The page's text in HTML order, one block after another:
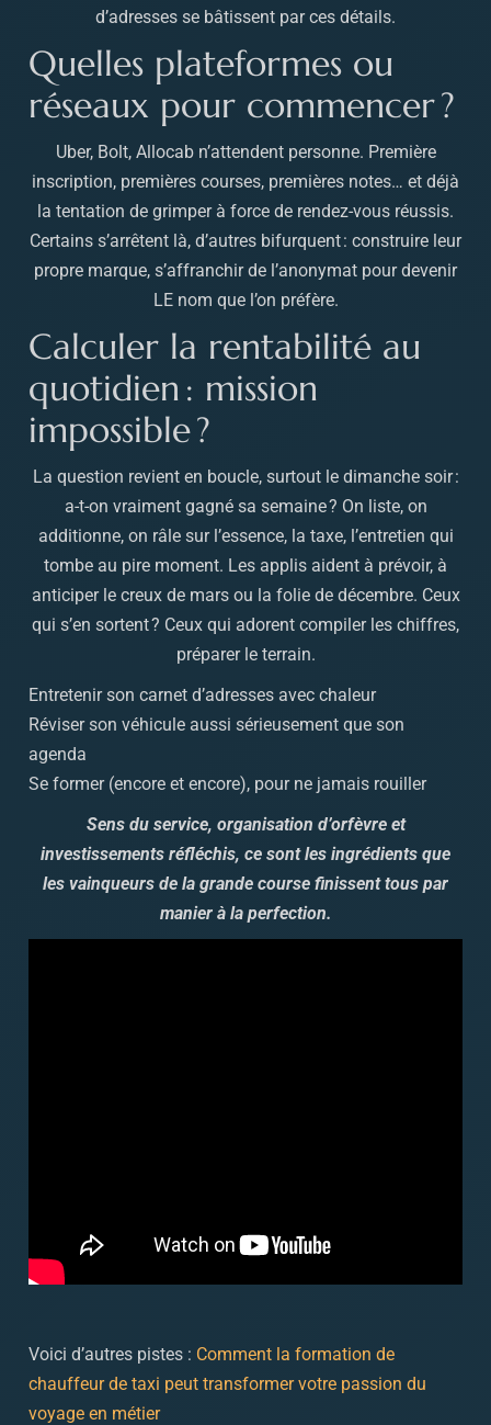
d’adresses se bâtissent par ces détails.
Quelles plateformes ou
réseaux pour commencer ?
Uber, Bolt, Allocab n’attendent personne. Première
inscription, premières courses, premières notes… et déjà
la tentation de grimper à force de rendez-vous réussis.
Certains s’arrêtent là, d’autres bifurquent : construire leur
propre marque, s’affranchir de l’anonymat pour devenir
LE nom que l’on préfère.
Calculer la rentabilité au
quotidien : mission
impossible ?
La question revient en boucle, surtout le dimanche soir :
a-t-on vraiment gagné sa semaine ? On liste, on
additionne, on râle sur l’essence, la taxe, l’entretien qui
tombe au pire moment. Les applis aident à prévoir, à
anticiper le creux de mars ou la folie de décembre. Ceux
qui s’en sortent ? Ceux qui adorent compiler les chiffres,
préparer le terrain.
Entretenir son carnet d’adresses avec chaleur
Réviser son véhicule aussi sérieusement que son
agenda
Se former (encore et encore), pour ne jamais rouiller
Sens du service, organisation d’orfèvre et
investissements réfléchis, ce sont les ingrédients que
les vainqueurs de la grande course finissent tous par
manier à la perfection.
Voici d’autres pistes : Comment la formation de
chauffeur de taxi peut transformer votre passion du
voyage en métier